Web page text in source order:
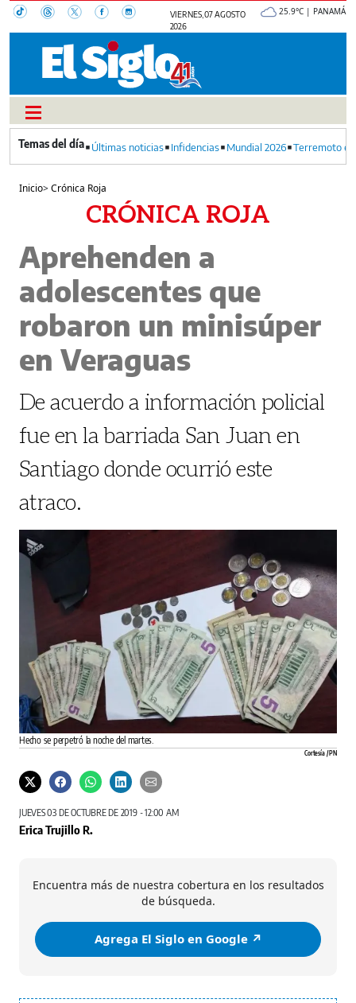
VIERNES, 07 AGOSTO
2026
25.9°C | PANAMÁ
Últimas noticias Infidencias Mundial 2026 Terremoto
Inicio>Crónica Roja
CRÓNICA ROJA
Aprehenden a
adolescentes que
robaron un minisúper
en Veraguas
De acuerdo a información policial
fue en la barriada San Juan en
Santiago donde ocurrió este
atraco.
Hecho se perpetró la noche del martes.
Cortesía / PN
JUEVES 03 DE OCTUBRE DE 2019 - 12:00 AM
Erica Trujillo R.
Encuentra más de nuestra cobertura en los resultados
de búsqueda.
Agrega El Siglo en Google ↗️